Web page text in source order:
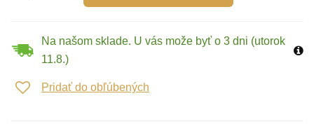
Na našom sklade. U vás može byť o 3 dni (utorok
11.8.)
Pridať do obľúbených